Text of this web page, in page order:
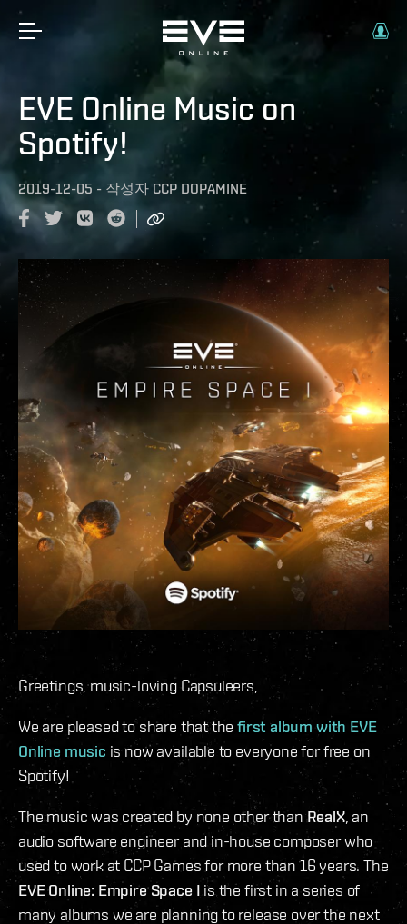
EVE Online Music on
Spotify!
2019-12-05 - 작성자 CCP DOPAMINE
Greetings, music-loving Capsuleers,
We are pleased to share that thefirst album with EVE
Online music is now available to everyone for free on
Spotify!
The music was created by none other thanRealX, an
audio software engineer and in-house composer who
used to work at CCP Games for more than 16 years. The
EVE Online: Empire Space Iis the first in a series of
many albums we are planning to release over the next